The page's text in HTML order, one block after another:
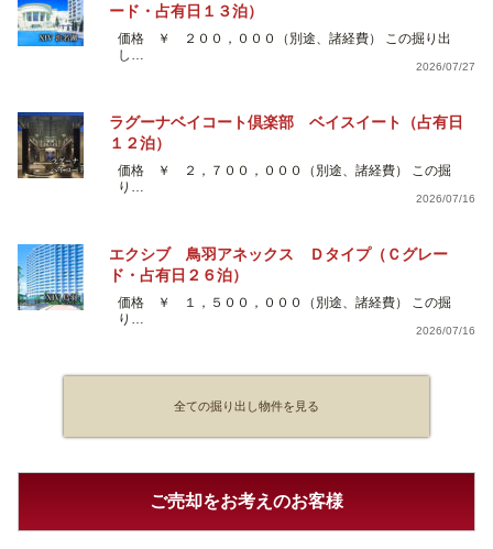
ード・占有日１３泊）
価格 ￥ ２００，０００（別途、諸経費） この掘り出
し…
2026/07/27
ラグーナベイコート倶楽部 ベイスイート（占有日
１２泊）
価格 ￥ ２，７００，０００（別途、諸経費） この掘
り…
2026/07/16
エクシブ 鳥羽アネックス Ｄタイプ（Ｃグレー
ド・占有日２６泊）
価格 ￥ １，５００，０００（別途、諸経費） この掘
り…
2026/07/16
全ての掘り出し物件を見る
ご売却をお考えのお客様